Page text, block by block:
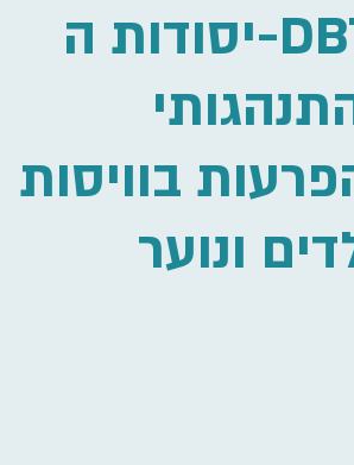
יסודות ה-DBT – טיפול
בוויסות
ונוער